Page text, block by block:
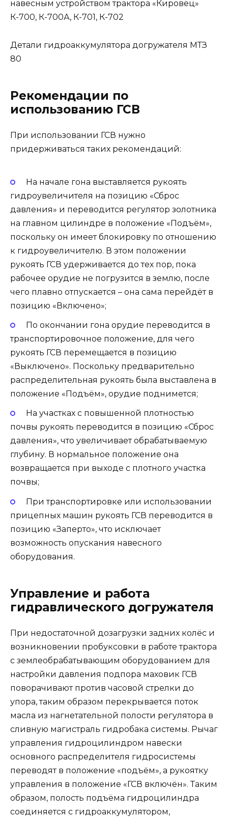
Детали гидроаккумулятора догружателя МТЗ
80
Рекомендации по
использованию ГСВ
При использовании ГСВ нужно
придерживаться таких рекомендаций:
На начале гона выставляется рукоять
гидроувеличителя на позицию «Сброс
давления» и переводится регулятор золотника
на главном цилиндре в положение «Подъём»,
поскольку он имеет блокировку по отношению
к гидроувеличителю. В этом положении
рукоять ГСВ удерживается до тех пор, пока
рабочее орудие не погрузится в землю, после
чего плавно отпускается – она сама перейдёт в
позицию «Включено»;
По окончании гона орудие переводится в
транспортировочное положение, для чего
рукоять ГСВ перемещается в позицию
«Выключено». Поскольку предварительно
распределительная рукоять была выставлена в
положение «Подъём», орудие поднимется;
На участках с повышенной плотностью
почвы рукоять переводится в позицию «Сброс
давления», что увеличивает обрабатываемую
глубину. В нормальное положение она
возвращается при выходе с плотного участка
почвы;
При транспортировке или использовании
прицепных машин рукоять ГСВ переводится в
позицию «Заперто», что исключает
возможность опускания навесного
оборудования.
Управление и работа
гидравлического догружателя
При недостаточной дозагрузки задних колёс и
возникновении пробуксовки в работе трактора
с землеобрабатывающим оборудованием для
настройки давления подпора маховик ГСВ
поворачивают против часовой стрелки до
упора, таким образом перекрывается поток
масла из нагнетательной полости регулятора в
сливную магистраль гидробака системы. Рычаг
управления гидроцилиндром навески
основного распределителя гидросистемы
переводят в положение «подъём», а рукоятку
управления в положение «ГСВ включён». Таким
образом, полость подъёма гидроцилиндра
соединяется с гидроаккумулятором,